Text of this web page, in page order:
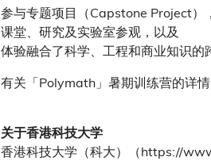
参与专题项目（Capstone Project）
课堂、研究及实验室参观，以及
体验融合了科学、工程和商业知识的
有关「Polymath」暑期训练营的详情
关于香港科技大学
香港科技大学（科大）（https://